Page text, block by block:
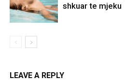
shkuar te mjeku
LEAVE A REPLY